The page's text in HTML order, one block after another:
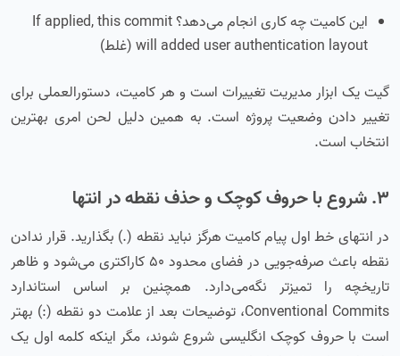
این کامیت چه کاری انجام می‌دهد؟ If applied, this commit
will added user authentication layout (غلط)
گیت یک ابزار مدیریت تغییرات است و هر کامیت، دستورالعملی برای
تغییر دادن وضعیت پروژه است. به همین دلیل لحن امری بهترین
انتخاب است.
۳. شروع با حروف کوچک و حذف نقطه در انتها
در انتهای خط اول پیام کامیت هرگز نباید نقطه (.) بگذارید. قرار ندادن
نقطه باعث صرفه‌جویی در فضای محدود ۵۰ کاراکتری می‌شود و ظاهر
تاریخچه را تمیزتر نگه‌می‌دارد. همچنین بر اساس استاندارد
Conventional Commits، توضیحات بعد از علامت دو نقطه (:) بهتر
است با حروف کوچک انگلیسی شروع شوند، مگر اینکه کلمه اول یک